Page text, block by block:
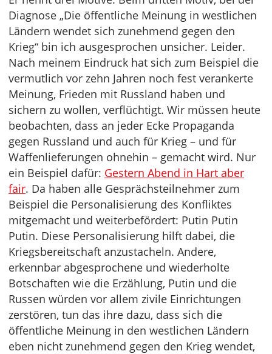
Diagnose „Die öffentliche Meinung in westlichen
Ländern wendet sich zunehmend gegen den
Krieg“ bin ich ausgesprochen unsicher. Leider.
Nach meinem Eindruck hat sich zum Beispiel die
vermutlich vor zehn Jahren noch fest verankerte
Meinung, Frieden mit Russland haben und
sichern zu wollen, verflüchtigt. Wir müssen heute
beobachten, dass an jeder Ecke Propaganda
gegen Russland und auch für Krieg – und für
Waffenlieferungen ohnehin – gemacht wird. Nur
ein Beispiel dafür: Gestern Abend in Hart aber
fair. Da haben alle Gesprächsteilnehmer zum
Beispiel die Personalisierung des Konfliktes
mitgemacht und weiterbefördert: Putin Putin
Putin. Diese Personalisierung hilft dabei, die
Kriegsbereitschaft anzustacheln. Andere,
erkennbar abgesprochene und wiederholte
Botschaften wie die Erzählung, Putin und die
Russen würden vor allem zivile Einrichtungen
zerstören, tun das ihre dazu, dass sich die
öffentliche Meinung in den westlichen Ländern
eben nicht zunehmend gegen den Krieg wendet,